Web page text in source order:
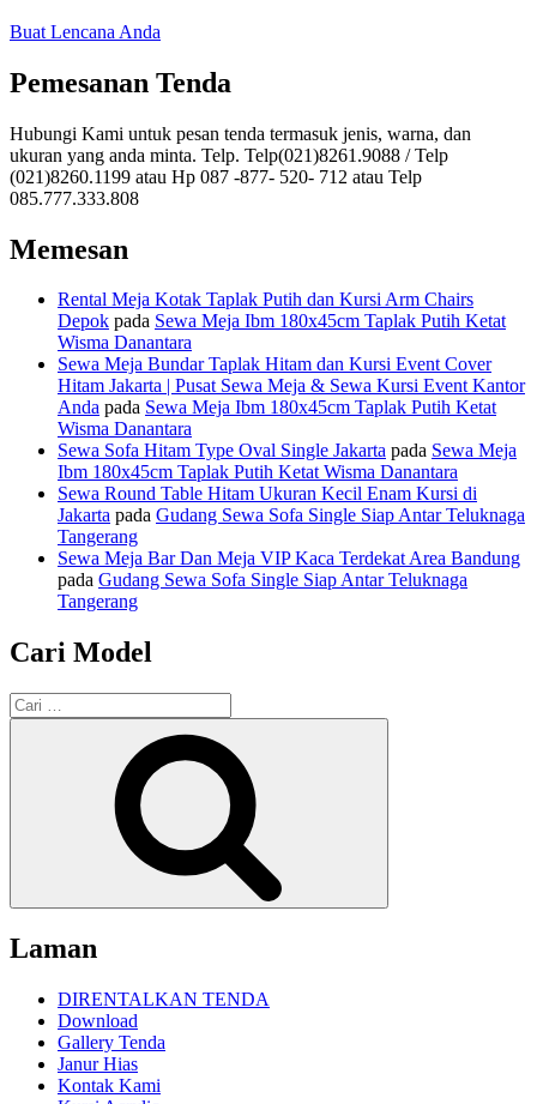
Buat Lencana Anda
Pemesanan Tenda
Hubungi Kami untuk pesan tenda termasuk jenis, warna, dan
ukuran yang anda minta. Telp. Telp(021)8261.9088 / Telp
(021)8260.1199 atau Hp 087 -877- 520- 712 atau Telp
085.777.333.808
Memesan
Rental Meja Kotak Taplak Putih dan Kursi Arm Chairs
Depok pada Sewa Meja Ibm 180x45cm Taplak Putih Ketat
Wisma Danantara
Sewa Meja Bundar Taplak Hitam dan Kursi Event Cover
Hitam Jakarta | Pusat Sewa Meja & Sewa Kursi Event Kantor
Anda pada Sewa Meja Ibm 180x45cm Taplak Putih Ketat
Wisma Danantara
Sewa Sofa Hitam Type Oval Single Jakarta pada Sewa Meja
Ibm 180x45cm Taplak Putih Ketat Wisma Danantara
Sewa Round Table Hitam Ukuran Kecil Enam Kursi di
Jakarta pada Gudang Sewa Sofa Single Siap Antar Teluknaga
Tangerang
Sewa Meja Bar Dan Meja VIP Kaca Terdekat Area Bandung
pada Gudang Sewa Sofa Single Siap Antar Teluknaga
Tangerang
Cari Model
Pencarian
untuk:
Laman
DIRENTALKAN TENDA
Download
Gallery Tenda
Janur Hias
Kontak Kami